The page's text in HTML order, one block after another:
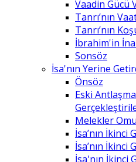
Vaadin Gücü
Tanrı’nın
Tanrı’nın
İbrahim'in
Sonsöz
İsa'nın Yerine
Önsöz
Eski
Melekler
İsa’nın İkinci
İsa’nın İkinci
İsa'nın İkinci